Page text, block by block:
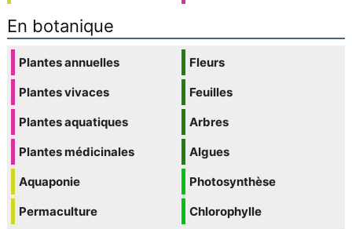
En botanique
Plantes annuelles
Plantes vivaces
Plantes aquatiques
Plantes médicinales
Aquaponie
Permaculture
Fleurs
Feuilles
Arbres
Algues
Photosynthèse
Chlorophylle